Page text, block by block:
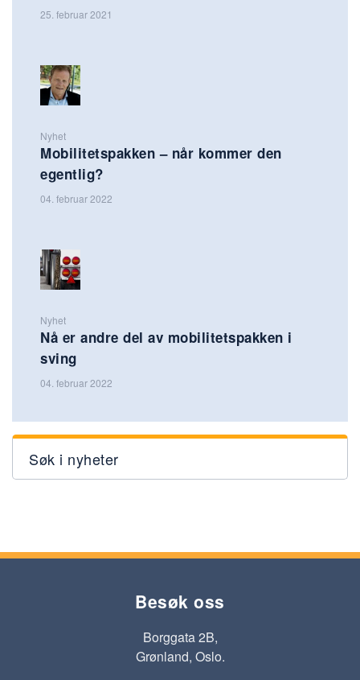
25. februar 2021
Nyhet
Mobilitetspakken – når kommer den
egentlig?
04. februar 2022
Nyhet
Nå er andre del av mobilitetspakken i
sving
04. februar 2022
Søk i nyheter
Besøk oss
Borggata 2B,
Grønland, Oslo.